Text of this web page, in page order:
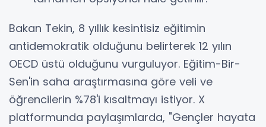
Bakan Tekin, 8 yıllık kesintisiz eğitimin
antidemokratik olduğunu belirterek 12 yılın
OECD üstü olduğunu vurguluyor. Eğitim-Bir-
Sen'in saha araştırmasına göre veli ve
öğrencilerin %78'i kısaltmayı istiyor. X
platformunda paylaşımlarda, "Gençler hayata